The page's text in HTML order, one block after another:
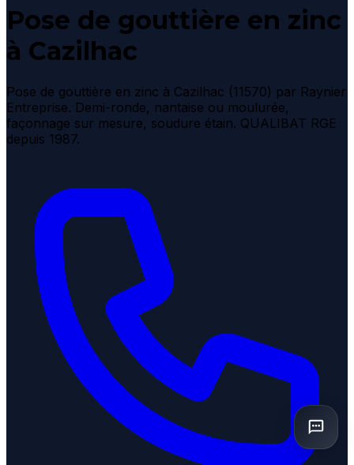
Pose de gouttière en zinc
à Cazilhac
Pose de gouttière en zinc à Cazilhac (11570) par Raynier
Entreprise. Demi-ronde, nantaise ou moulurée,
façonnage sur mesure, soudure étain. QUALIBAT RGE
depuis 1987.